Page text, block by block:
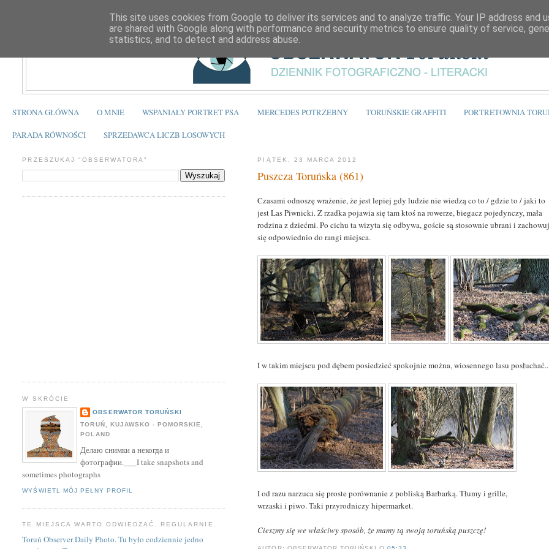
STRONA GŁÓWNA O MNIE WSPANIAŁY PORTRET PSA MERCEDES POTRZEBNY TORUŃSKIE GRAFFITI PORTRETOWNIA
PARADA RÓWNOŚCI SPRZEDAWCA LICZB LOSOWYCH
PIĄTEK, 23 MARCA 2012
Puszcza Toruńska (861)
Czasami odnoszę wrażenie, że jest lepiej gdy ludzie nie wiedzą co to / gdzie to / jaki to
jest Las Piwnicki. Z rzadka pojawia się tam ktoś na rowerze, biegacz pojedynczy, mała
rodzina z dziećmi. Po cichu ta wizyta się odbywa, goście są stosownie ubrani i
się odpowiednio do rangi miejsca.
I w takim miejscu pod dębem posiedzieć spokojnie można, wiosennego lasu
I od razu narzuca się proste porównanie z pobliską Barbarką. Tłumy i grille,
wrzaski i piwo. Taki przyrodniczy hipermarket.
Cieszmy się we właściwy sposób, że mamy tą swoją toruńską puszczę!
PRZESZUKAJ "OBSERWATORA"
W SKRÓCIE
OBSERWATOR TORUŃSKI
TORUŃ, KUJAWSKO - POMORSKIE,
POLAND
Делаю снимки а некогда и
фотографии.___I take snapshots and
sometimes photographs
WYŚWIETL MÓJ PEŁNY PROFIL
TE MIEJSCA WARTO ODWIEDZAĆ. REGULARNIE.
Toruń Observer Daily Photo. Tu było codziennie jedno
This site uses cookies from Google to deliver its services and to analyze traffic. Your IP address and
are shared with Google along with performance and security metrics to ensure quality of service,
statistics, and to detect and address abuse.